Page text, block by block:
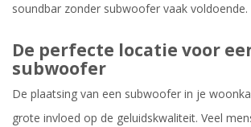
soundbar zonder subwoofer vaak voldoende.
De perfecte locatie voor
subwoofer
De plaatsing van een subwoofer in je
grote invloed op de geluidskwaliteit. Veel